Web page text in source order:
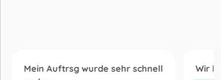
Mein Auftrsg wurde sehr schnell
Wir